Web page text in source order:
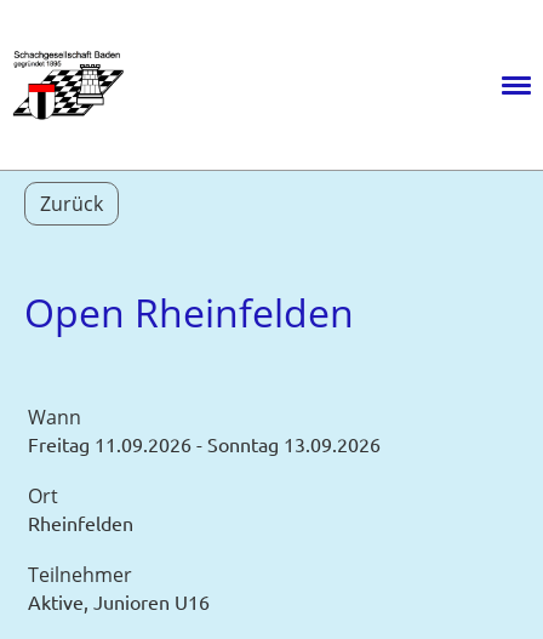
Zurück
Open Rheinfelden
Wann
Freitag 11.09.2026 - Sonntag 13.09.2026
Ort
Rheinfelden
Teilnehmer
Aktive, Junioren U16